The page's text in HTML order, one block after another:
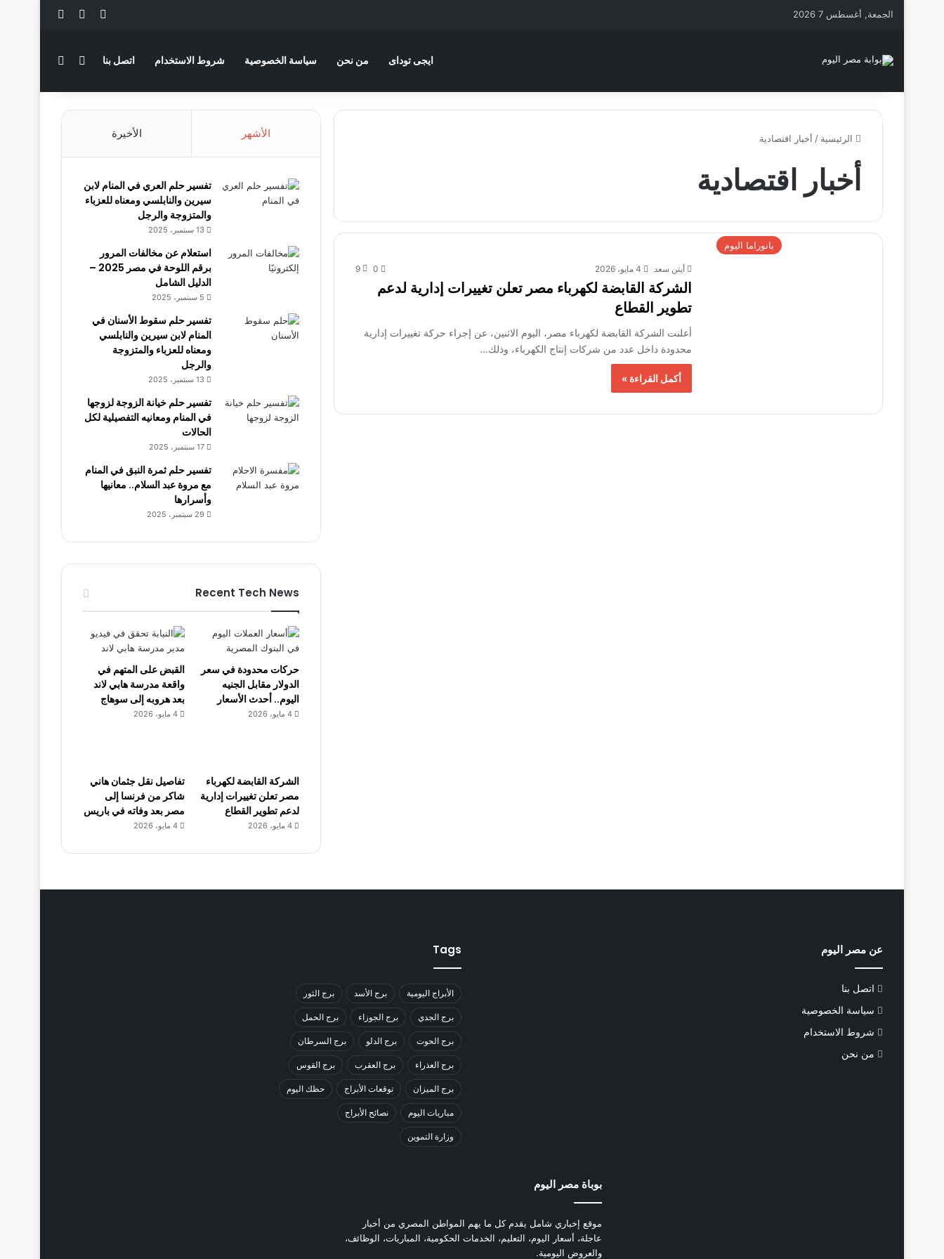
الجمعة, أغسطس 7 2026 فيسبوك
ايجى توداى من نحن سياسة الخصوصية شروط الاستخدام اتصل بنا الوضع المظلم
الرئيسية / أخبار اقتصادية
أخبار اقتصادية
بانوراما اليوم
أيتن سعد 4 مايو، 2026 0
9
الشركة القابضة لكهرباء مصر تعلن تغييرات إدارية لدعم
تطوير القطاع
أعلنت الشركة القابضة لكهرباء مصر، اليوم الاثنين، عن إجراء حركة تغييرات إدارية
محدودة داخل عدد من شركات إنتاج الكهرباء، وذلك…
أكمل القراءة »
الأشهر الأخيرة
تفسير حلم العري في المنام لابن
سيرين والنابلسي ومعناه للعزباء
والمتزوجة والرجل
13 سبتمبر، 2025
استعلام عن مخالفات المرور
برقم اللوحة في مصر 2025 –
الدليل الشامل
5 سبتمبر، 2025
تفسير حلم سقوط الأسنان في
المنام لابن سيرين والنابلسي
ومعناه للعزباء والمتزوجة
والرجل
13 سبتمبر، 2025
تفسير حلم خيانة الزوجة لزوجها
في المنام ومعانيه التفصيلية لكل
الحالات
17 سبتمبر، 2025
تفسير حلم ثمرة النبق في المنام
مع مروة عبد السلام.. معانيها
وأسرارها
29 سبتمبر، 2025
Recent Tech News
حركات محدودة في سعر
الدولار مقابل الجنيه
اليوم.. أحدث الأسعار
4 مايو، 2026
القبض على المتهم في
واقعة مدرسة هابي لاند
بعد هروبه إلى سوهاج
4 مايو، 2026
الشركة القابضة لكهرباء
مصر تعلن تغييرات إدارية
لدعم تطوير القطاع
4 مايو، 2026
تفاصيل نقل جثمان هاني
شاكر من فرنسا إلى
مصر بعد وفاته في باريس
4 مايو، 2026
عن مصر اليوم
اتصل بنا
سياسة الخصوصية
شروط الاستخدام
من نحن
Tags
الأبراج اليومية برج الأسد برج الثور
برج الجدي برج الجوزاء برج الحمل
برج الحوت برج الدلو برج السرطان
برج العذراء برج العقرب برج القوس
برج الميزان توقعات الأبراج حظك اليوم
مباريات اليوم نصائح الأبراج
وزارة التموين
بوباة مصر اليوم
موقع إخباري شامل يقدم كل ما يهم المواطن المصري من أخبار
عاجلة، أسعار اليوم، التعليم، الخدمات الحكومية، المباريات، الوظائف،
والعروض اليومية.